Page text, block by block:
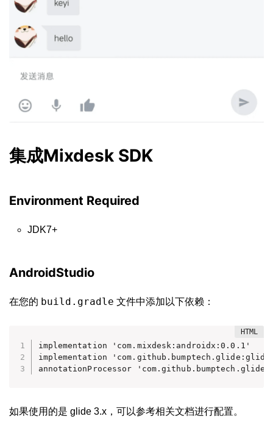
集成Mixdesk SDK
Environment Required
JDK7+
AndroidStudio
在您的 build.gradle 文件中添加以下依赖：
implementation 'com.mixdesk:androidx:0.0.1'
implementation
annotationProcessor
如果使用的是 glide 3.x，可以参考相关文档进行配置。